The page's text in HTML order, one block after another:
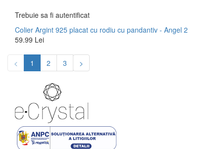
Trebuie sa fi autentificat
Colier Argint 925 placat cu rodiu cu pandantiv - Angel 2
59.99 Lei
< 1 2 3 >